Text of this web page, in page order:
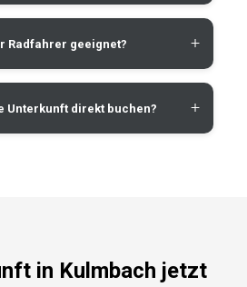
Radfahrer geeignet? +
Unterkunft direkt buchen? +
in Kulmbach jetzt